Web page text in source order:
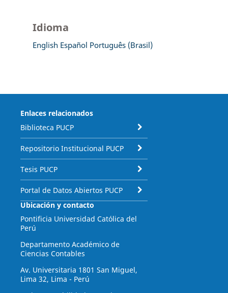
Idioma
English Español Português (Brasil)
Enlaces relacionados
Biblioteca PUCP
Repositorio Institucional PUCP
Tesis PUCP
Portal de Datos Abiertos PUCP
Ubicación y contacto
Pontificia Universidad Católica del
Perú
Departamento Académico de
Ciencias Contables
Av. Universitaria 1801 San Miguel,
Lima 32, Lima - Perú